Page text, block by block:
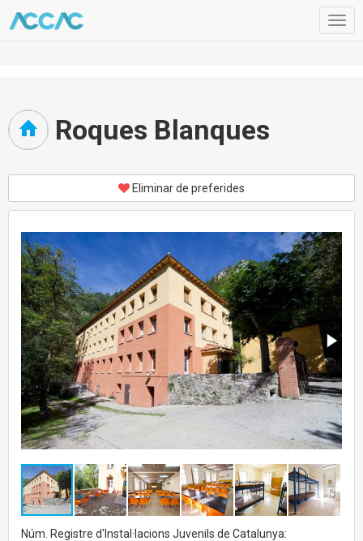
Roques Blanques
Eliminar de preferides
Núm. Registre d'Instal·lacions Juvenils de Catalunya: